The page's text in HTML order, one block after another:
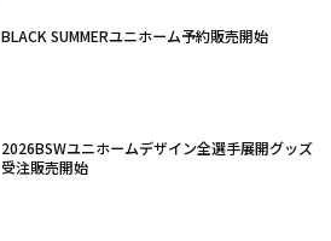
BLACK SUMMERユニホーム予約販売開始
2026BSWユニホームデザイン全選手展開グッズ
受注販売開始